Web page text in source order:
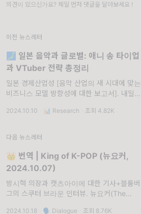
의견이 있으신가요? 제일 먼저 댓글을 달아보세요 !
이전 뉴스레터
🗾 일본 음악과 글로벌: 애니 송 타이업
과 VTuber 전략 총정리
일본 경제산업성 [음악 산업의 새 시대에 맞는
비즈니스 모델 방향성에 대한 보고서]. 내일의
하지만 오늘의 음악 산업이 테크, 게임, 애니메
는 건 분명합니다. 리서치 콘텐
2024.10.10 📊 Research 조회 4.82K
다음 뉴스레터
👑 번역 | King of K-POP (뉴요커,
2024.10.07)
방시혁 의장과 캣츠아이에 대한 기사+블룸버
그의 스쿠터 브라운 인터뷰. 뉴요커(The
2024.10.18 🗣 Dialogue 조회 8.76K